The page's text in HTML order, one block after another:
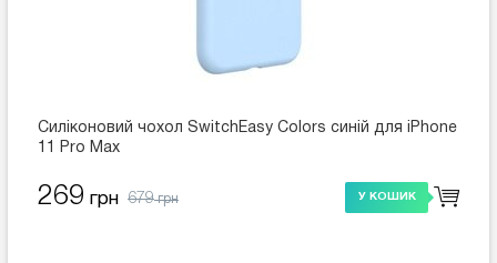
Силіконовий чохол SwitchEasy Colors синій для iPhone
11 Pro Max
269 грн 679грн У КОШИК